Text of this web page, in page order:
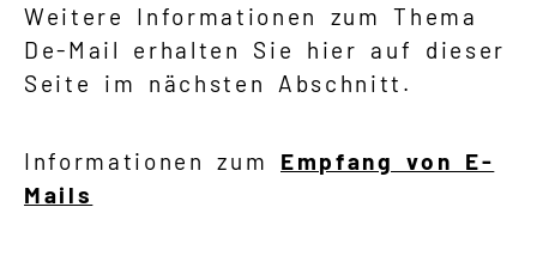
Weitere Informationen zum Thema
De-Mail erhalten Sie hier auf dieser
Seite im nächsten Abschnitt.
Informationen zum Empfang von E-
Mails